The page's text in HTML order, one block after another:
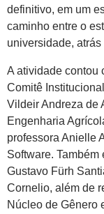
definitivo, em um
caminho entre o
universidade,
A atividade contou
Comitê
Vildeir Andreza de
Engenharia
professora Anielle
Software.
Gustavo Fürh
Cornelio, além de
Núcleo de Gênero